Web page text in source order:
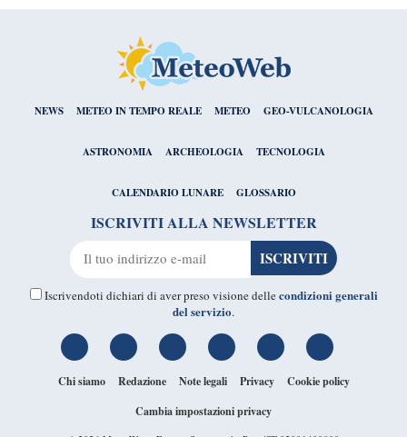
NEWS METEO IN TEMPO REALE METEO GEO-VULCANOLOGIA
ASTRONOMIA ARCHEOLOGIA TECNOLOGIA
CALENDARIO LUNARE GLOSSARIO
ISCRIVITI ALLA NEWSLETTER
Iscrivendoti dichiari di aver preso visione dellecondizioni generali
del servizio.
Chi siamo Redazione Note legali Privacy
Cookie policy
Cambia impostazioni privacy